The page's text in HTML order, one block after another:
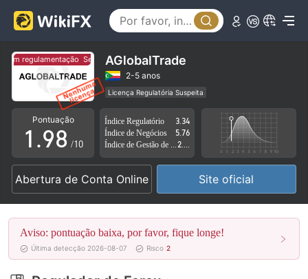
regulamentação Sem regulamentação
AGlobalTrade
2-5 anos
Licença Regulatória Suspeita
Região de negócios suspeita
Risco potencial alto
Pontuação
0
1
2
3
4
5
.
5
6
7
8
9
4
5
6
7
8
9
/10
Índice Regulatório
3.34
Índice de Negócios
5.76
Abertura de Conta Online Site oficial
Aviso: pontuação baixa, por favor, fique longe!
Última detecção 2026-08-07 Risco 2